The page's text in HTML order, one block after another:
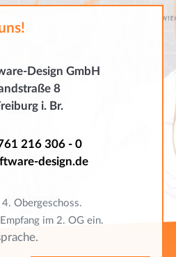
Obergeschoss.
Anfahrt & Kontakt »